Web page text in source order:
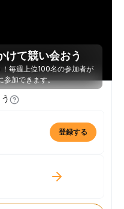
けて競い会おう
毎週上位100名の参加者が
参加できます。
登録する